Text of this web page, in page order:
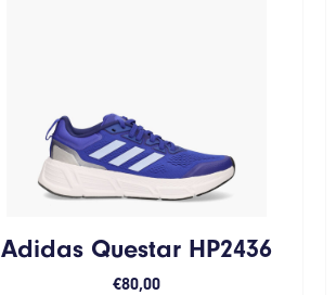
Adidas Questar HP2436
€80,00